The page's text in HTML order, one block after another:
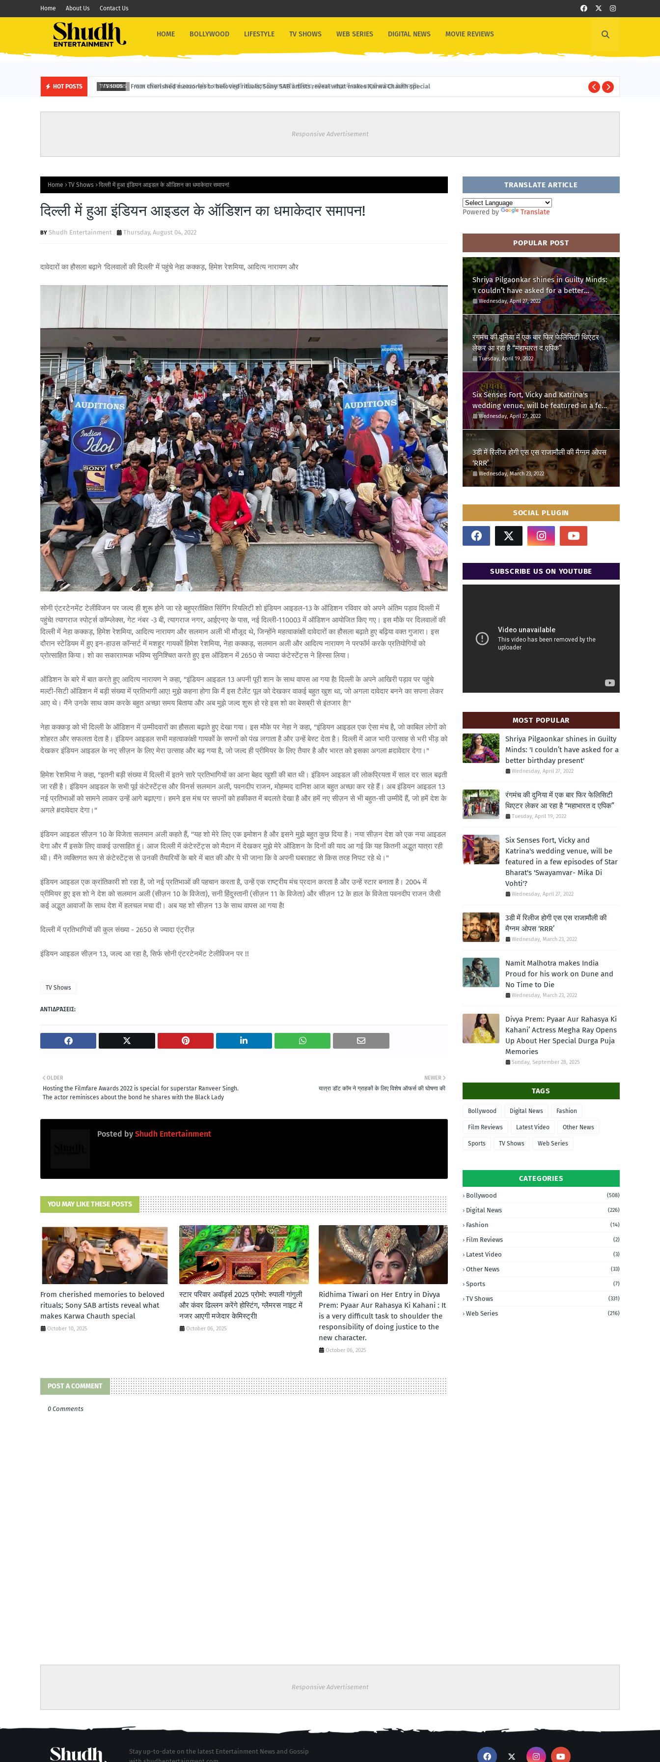
Home About Us Contact Us
HOME BOLLYWOOD LIFESTYLE TV SHOWS WEB SERIES DIGITAL NEWS MOVIE REVIEWS
HOT POSTS TV SHOWS स्टार परिवार अवॉर्ड्स 2025 प्रोमो: रुपाली गांगुली और कंवर ढिल्लन करेंगे होस्टिंग, ग्लैमरस नाइट में नजर आएगी मजेदार केमिस्ट्री!
Responsive Advertisement
Home TV Shows दिल्ली में हुआ इंडियन आइडल के ऑडिशन का धमाकेदार समापन!
दिल्ली में हुआ इंडियन आइडल के ऑडिशन का धमाकेदार समापन!
Shudh Entertainment Thursday, August 04, 2022
दावेदारों का हौसला बढ़ाने 'दिलवालों की दिल्ली' में पहुंचे नेहा कक्कड़, हिमेश रेशमिया, आदित्य नारायण और
सोनी एंटरटेनमेंट टेलीविजन पर जल्द ही शुरू होने जा रहे बहुप्रतीक्षित सिंगिंग रियलिटी शो इंडियन आइडल-13 के ऑडिशन रविवार को अपने अंतिम पड़ाव दिल्ली में
पहुंचे! त्यागराज स्पोर्ट्स कॉम्प्लेक्स, गेट नंबर -3 बी, त्यागराज नगर, आईएनए के पास, नई दिल्ली-110003 में ऑडिशन आयोजित किए गए। इस मौके पर दिलवालों की
दिल्ली में नेहा कक्कड़, हिमेश रेशमिया, आदित्य नारायण और सलमान अली भी मौजूद थे, जिन्होंने महत्वाकांक्षी दावेदारों का हौसला बढ़ाते हुए बढ़िया वक्त गुजारा। इस
दौरान स्टेडियम में हुए इन-हाउस कॉन्सर्ट में मशहूर गायकों हिमेश रेशमिया, नेहा कक्कड़, सलमान अली और आदित्य नारायण ने परफॉर्म करके प्रतियोगियों को
प्रोत्साहित किया। शो का सकारात्मक भविष्य सुनिश्चित करते हुए इस ऑडिशन में 2650 से ज्यादा कंटेस्टेंट्स ने हिस्सा लिया।
ऑडिशन के बारे में बात करते हुए आदित्य नारायण ने कहा, "इंडियन आइडल 13 अपनी पूरी शान के साथ वापस आ गया है! दिल्ली के अपने आखिरी पड़ाव पर पहुंचे
मल्टी-सिटी ऑडिशन में बड़ी संख्या में प्रतिभागी आए! मुझे कहना होगा कि मैं इस टैलेंट पूल को देखकर वाकई बहुत खुश था, जो अगला दावेदार बनने का सपना लेकर
आए थे। मैंने उनके साथ काम करके बहुत अच्छा समय बिताया और अब मुझे जल्द शुरू हो रहे इस शो का बेसब्री से इंतजार है!"
नेहा कक्कड़ को भी दिल्ली के ऑडिशन में उम्मीदवारों का हौसला बढ़ाते हुए देखा गया। इस मौके पर नेहा ने कहा, "इंडियन आइडल एक ऐसा मंच है, जो काबिल लोगों को
शोहरत और सफलता देता है। इंडियन आइडल सभी महत्वाकांक्षी गायकों के सपनों को पंख लगाता है और उन्हें बेस्ट देता है। दिल्ली में आज भारी उत्साह से भरी भीड़ को
देखकर इंडियन आइडल के नए सीज़न के लिए मेरा उत्साह और बढ़ गया है, जो जल्द ही प्रीमियर के लिए तैयार है और भारत को इसका अगला #दावेदार देगा।"
हिमेश रेशमिया ने कहा, "इतनी बड़ी संख्या में दिल्ली में इतने सारे प्रतिभागियों का आना बेहद खुशी की बात थी। इंडियन आइडल की लोकप्रियता में साल दर साल बढ़ती
जा रही है। इंडियन आइडल के सभी पूर्व कंटेस्टेंट्स और विनर्स सलमान अली, पवनदीप राजन, मोहम्मद दानिश आज बहुत अच्छा कर रहे हैं। अब इंडियन आइडल 13
नई प्रतिभाओं को सामने लाकर उन्हें आगे बढ़ाएगा। हमने इस मंच पर सपनों को हकीकत में बदलते देखा है और हमें नए सीज़न से भी बहुत-सी उम्मीदें हैं, जो हमें देश के
अगले #दावेदार देगा।"
इंडियन आइडल सीज़न 10 के विजेता सलमान अली कहते हैं, "यह शो मेरे लिए एक इमोशन है और इसने मुझे बहुत कुछ दिया है। नया सीज़न देश को एक नया आइडल
देगा और मैं इसके लिए वाकई उत्साहित हूं। आज दिल्ली में कंटेस्टेंट्स को मैदान में देखकर मुझे मेरे ऑडिशन के दिनों की याद आ गई कि यह कितनी अद्भुत यात्रा रही
थी। मैंने व्यक्तिगत रूप से कंटेस्टेंट्स से उनकी तैयारियों के बारे में बात की और ये भी जाना कि वे अपनी घबराहट से किस तरह निपट रहे थे।"
इंडियन आइडल एक क्रांतिकारी शो रहा है, जो नई प्रतिभाओं की पहचान करता है, उन्हें एक राष्ट्रीय मंच प्रदान करता है और उन्हें स्टार बनाता है। 2004 में
प्रीमियर हुए इस शो ने देश को सलमान अली (सीज़न 10 के विजेता), सनी हिंदुस्तानी (सीज़न 11 के विजेता) और सीज़न 12 के हाल के विजेता पवनदीप राजन जैसी
कई अद्भुत आवाजों के साथ देश में हलचल मचा दी। अब यह शो सीज़न 13 के साथ वापस आ गया है!
दिल्ली में प्रतिभागियों की कुल संख्या - 2650 से ज्यादा एंट्रीज़
इंडियन आइडल सीज़न 13, जल्द आ रहा है, सिर्फ सोनी एंटरटेनमेंट टेलीविजन पर !!
TV Shows
ΑΝΤΙΔΡΆΣΕΙΣ:
NEWER
यात्रा डॉट कॉम ने ग्राहकों के लिए विशेष ऑफर्स की घोषणा की
OLDER
Hosting the Filmfare Awards 2022 is special for superstar Ranveer Singh.
The actor reminisces about the bond he shares with the Black Lady
Posted by Shudh Entertainment
YOU MAY LIKE THESE POSTS
From cherished memories to beloved
rituals; Sony SAB artists reveal what
makes Karwa Chauth special
October 10, 2025
स्टार परिवार अवॉर्ड्स 2025 प्रोमो: रुपाली गांगुली
और कंवर ढिल्लन करेंगे होस्टिंग, ग्लैमरस नाइट में
नजर आएगी मजेदार केमिस्ट्री!
October 06, 2025
Ridhima Tiwari on Her Entry in Divya
Prem: Pyaar Aur Rahasya Ki Kahani : It
is a very difficult task to shoulder the
responsibility of doing justice to the
new character.
October 06, 2025
POST A COMMENT
0 Comments
TRANSLATE ARTICLE
Powered by Translate
POPULAR POST
Shriya Pilgaonkar shines in Guilty Minds:
'I couldn’t have asked for a better
birthday present'
Wednesday, April 27, 2022
रंगमंच की दुनिया में एक बार फिर फेलिसिटी थिएटर
लेकर आ रहा है “महाभारत द एपिक”
Tuesday, April 19, 2022
Six Senses Fort, Vicky and Katrina's
wedding venue, will be featured in a few
episodes of Star Bharat's 'Swayamvar-
Mika Di Vohti'?
Wednesday, April 27, 2022
3डी में रिलीज होगी एस एस राजामौली की मैग्नम ओपस
‘RRR’
Wednesday, March 23, 2022
SOCIAL PLUGIN
SUBSCRIBE US ON YOUTUBE
MOST POPULAR
Shriya Pilgaonkar shines in Guilty
Minds: 'I couldn’t have asked for a
better birthday present'
Wednesday, April 27, 2022
रंगमंच की दुनिया में एक बार फिर फेलिसिटी
थिएटर लेकर आ रहा है “महाभारत द एपिक”
Tuesday, April 19, 2022
Six Senses Fort, Vicky and
Katrina's wedding venue, will be
featured in a few episodes of Star
Bharat's 'Swayamvar- Mika Di
Vohti'?
Wednesday, April 27, 2022
3डी में रिलीज होगी एस एस राजामौली की
मैग्नम ओपस ‘RRR’
Wednesday, March 23, 2022
Namit Malhotra makes India
Proud for his work on Dune and
No Time to Die
Wednesday, March 23, 2022
Divya Prem: Pyaar Aur Rahasya Ki
Kahani’ Actress Megha Ray Opens
Up About Her Special Durga Puja
Memories
Sunday, September 28, 2025
TAGS
Bollywood Digital News Fashion
Film Reviews Latest Video Other News
Sports TV Shows Web Series
CATEGORIES
Bollywood (508)
Digital News (226)
Fashion (14)
Film Reviews (2)
Latest Video (3)
Other News (33)
Sports (7)
TV Shows (331)
Web Series (216)
Responsive Advertisement
Stay up-to-date on the latest Entertainment News and Gossip